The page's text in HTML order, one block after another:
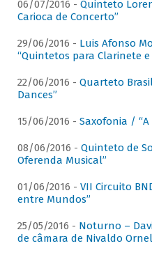
06/07/2016 - Quinteto
Carioca de Concerto”
29/06/2016 - Luis Afonso
“Quintetos para Clarinete e
22/06/2016 - Quarteto
Dances”
15/06/2016 - Saxofonia /
08/06/2016 - Quinteto de
Oferenda Musical”
01/06/2016 - VII Circuito
entre Mundos”
25/05/2016 - Noturno –
de câmara de Nivaldo